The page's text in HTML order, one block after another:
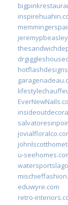
u-
eduwyre.com
retro-